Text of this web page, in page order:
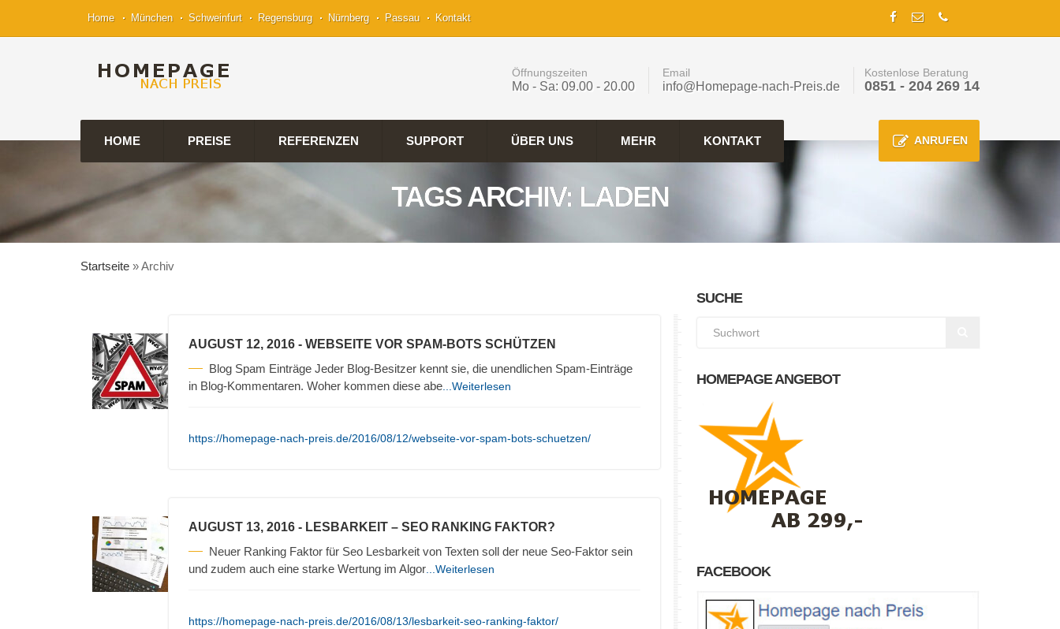
Home München Schweinfurt Regensburg Nürnberg Passau Kontakt
Öffnungszeiten
Mo - Sa: 09.00 - 20.00
Email
info@Homepage-nach-Preis.de
Kostenlose Beratung
0851 - 204 269 14
HOME PREISE REFERENZEN SUPPORT ÜBER UNS MEHR KONTAKT ANRUFEN
TAGS ARCHIV: LADEN
Startseite »Archiv
AUGUST 12, 2016 - WEBSEITE VOR SPAM-BOTS SCHÜTZEN
Blog Spam Einträge Jeder Blog-Besitzer kennt sie, die unendlichen Spam-Einträge
in Blog-Kommentaren. Woher kommen diese abe ...Weiterlesen
https://homepage-nach-preis.de/2016/08/12/webseite-vor-spam-bots-schuetzen/
AUGUST 13, 2016 - LESBARKEIT – SEO RANKING FAKTOR?
Neuer Ranking Faktor für Seo Lesbarkeit von Texten soll der neue Seo-Faktor sein
und zudem auch eine starke Wertung im Algor ...Weiterlesen
https://homepage-nach-preis.de/2016/08/13/lesbarkeit-seo-ranking-faktor/
SUCHE
HOMEPAGE ANGEBOT
FACEBOOK